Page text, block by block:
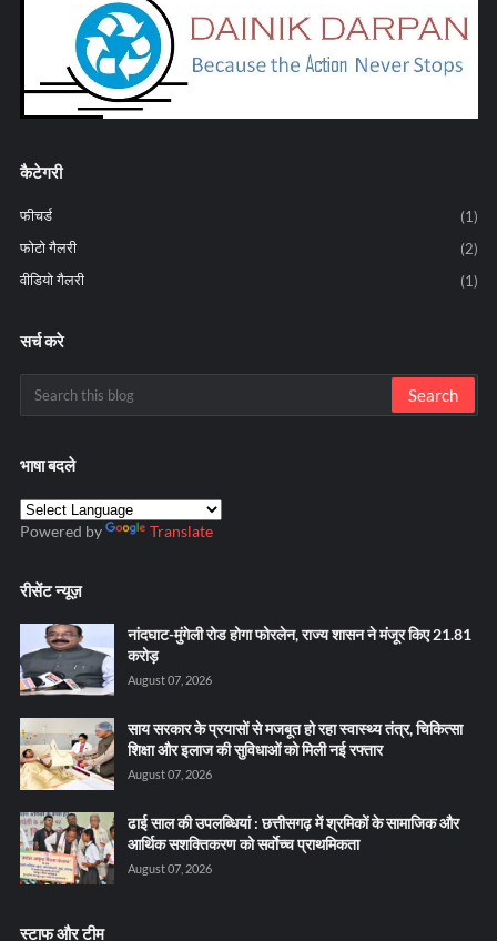
कैटेगरी
फीचर्ड
(1)
फोटो गैलरी
(2)
वीडियो गैलरी
(1)
सर्च करे
भाषा बदले
Powered by Translate
रीसेंट न्यूज़
नांदघाट-मुंगेली रोड होगा फोरलेन, राज्य शासन ने मंजूर किए 21.81
करोड़
August 07, 2026
साय सरकार के प्रयासों से मजबूत हो रहा स्वास्थ्य तंत्र, चिकित्सा
शिक्षा और इलाज की सुविधाओं को मिली नई रफ्तार
August 07, 2026
ढाई साल की उपलब्धियां : छत्तीसगढ़ में श्रमिकों के सामाजिक और
आर्थिक सशक्तिकरण को सर्वाेच्च प्राथमिकता
August 07, 2026
स्टाफ और टीम